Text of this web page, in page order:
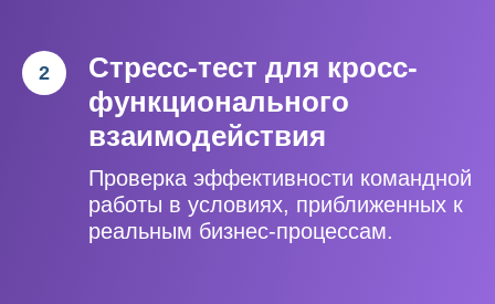
Стресс-тест для кросс-
функционального
взаимодействия
Проверка эффективности командной
работы в условиях, приближенных к
реальным бизнес-процессам.